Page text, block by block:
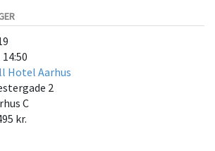
Hotel Aarhus
2
C
kr.